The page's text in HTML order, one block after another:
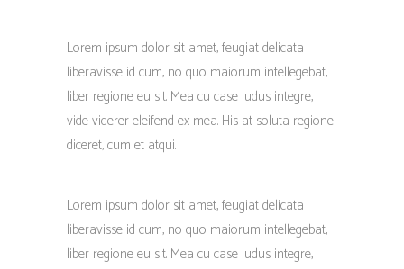
Lorem ipsum dolor sit amet, feugiat delicata
liberavisse id cum, no quo maiorum intellegebat,
liber regione eu sit. Mea cu case ludus integre,
vide viderer eleifend ex mea. His at soluta regione
diceret, cum et atqui.
Lorem ipsum dolor sit amet, feugiat delicata
liberavisse id cum, no quo maiorum intellegebat,
liber regione eu sit. Mea cu case ludus integre,